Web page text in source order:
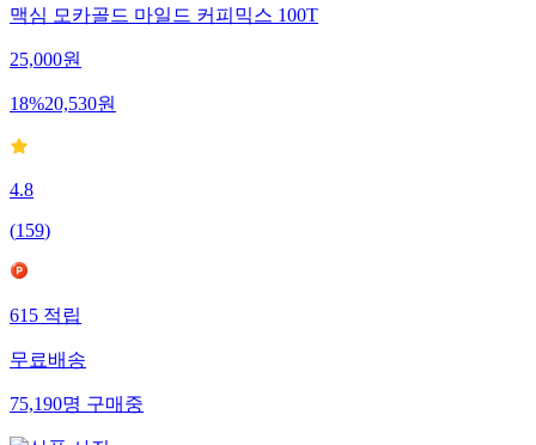
맥심 모카골드 마일드 커피믹스 100T
25,000원
18%20,530원
4.8
(159)
615 적립
무료배송
75,190명 구매중